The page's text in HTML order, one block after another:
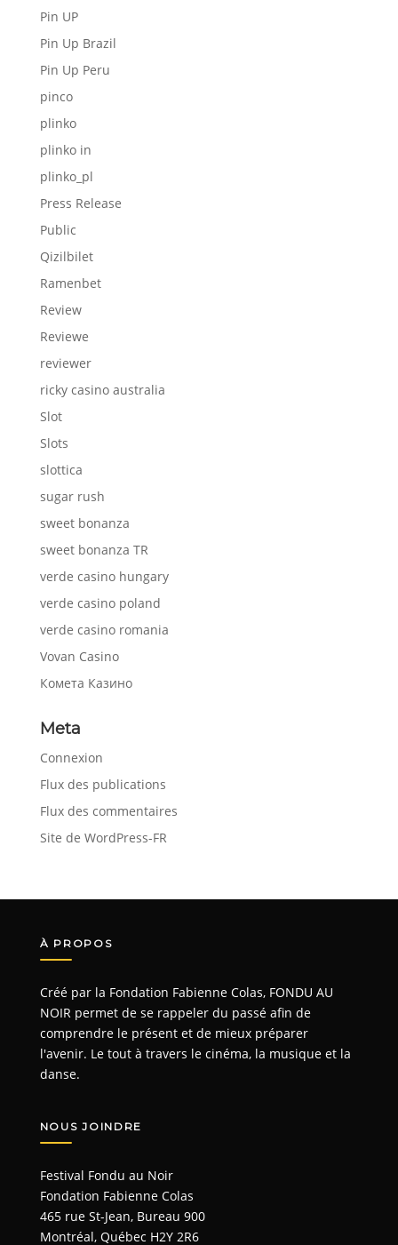
Pin UP
Pin Up Brazil
Pin Up Peru
pinco
plinko
plinko in
plinko_pl
Press Release
Public
Qizilbilet
Ramenbet
Review
Reviewe
reviewer
ricky casino australia
Slot
Slots
slottica
sugar rush
sweet bonanza
sweet bonanza TR
verde casino hungary
verde casino poland
verde casino romania
Vovan Casino
Комета Казино
Meta
Connexion
Flux des publications
Flux des commentaires
Site de WordPress-FR
À PROPOS
Créé par la Fondation Fabienne Colas, FONDU AU
NOIR permet de se rappeler du passé afin de
comprendre le présent et de mieux préparer
l'avenir. Le tout à travers le cinéma, la musique et la
danse.
NOUS JOINDRE
Festival Fondu au Noir
Fondation Fabienne Colas
465 rue St-Jean, Bureau 900
Montréal, Québec H2Y 2R6